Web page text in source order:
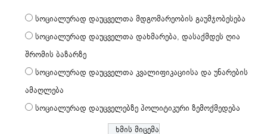
სოციალურად დაუცველთა მდგომარეობის გაუმჯობესება
სოციალურად დაუცველთა დახმარება, დასაქმდეს ღია
შრომის ბაზარზე
სოციალურად დაუცველთა კვალიფიკაციისა და უნარების
ამაღლება
სოციალურად დაუცველებზე პოლიტიკური ზემოქმედება